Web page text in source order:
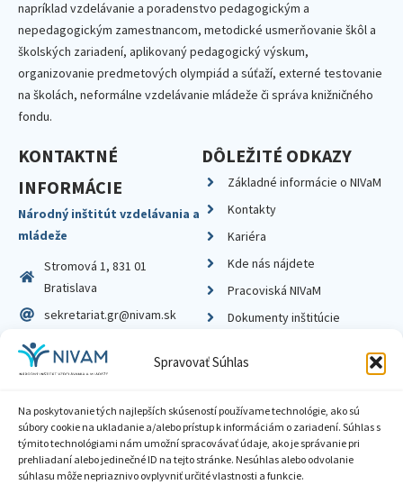
Spravovať Súhlas
Na poskytovanie tých najlepších skúseností používame technológie, ako sú
súbory cookie na ukladanie a/alebo prístup k informáciám o zariadení. Súhlas s
týmito technológiami nám umožní spracovávať údaje, ako je správanie pri
prehliadaní alebo jedinečné ID na tejto stránke. Nesúhlas alebo odvolanie
súhlasu môže nepriaznivo ovplyvniť určité vlastnosti a funkcie.
napríklad vzdelávanie a poradenstvo pedagogickým a
nepedagogickým zamestnancom, metodické usmerňovanie škôl a
školských zariadení, aplikovaný pedagogický výskum,
organizovanie predmetových olympiád a súťaží, externé testovanie
na školách, neformálne vzdelávanie mládeže či správa knižničného
fondu.
KONTAKTNÉ
INFORMÁCIE
Národný inštitút vzdelávania a
mládeže
Stromová 1, 831 01
Bratislava
sekretariat.gr@nivam.sk
IČO: 00164348
DIČ: 2020798714
DÔLEŽITÉ ODKAZY
Základné informácie o NIVaM
Kontakty
Kariéra
Kde nás nájdete
Pracoviská NIVaM
Dokumenty inštitúcie
Zásady ochrany súkromia